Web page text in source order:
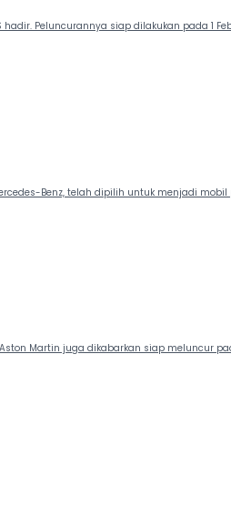
Peluncurannya siap dilakukan pada 1
Benz, telah dipilih untuk menjadi
Martin juga dikabarkan siap meluncur